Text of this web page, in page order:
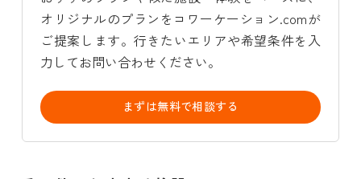
オリジナルのプランをコワーケーション.comが
ご提案します。行きたいエリアや希望条件を入
力してお問い合わせください。
まずは無料で相談する